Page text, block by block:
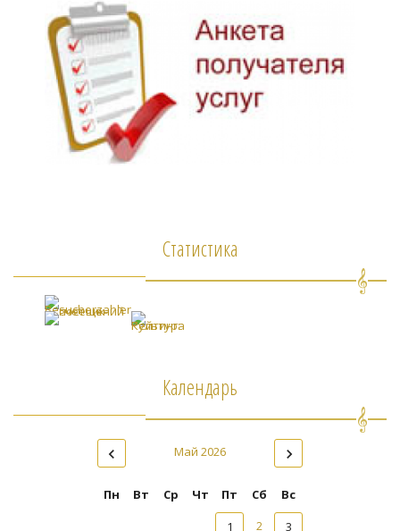
Статистика
Календарь
Май 2026
Пн Вт Ср Чт Пт Сб
Вс
1
2 3